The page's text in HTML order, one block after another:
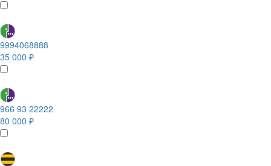
9994068888
35 000 ₽
966 93 22222
80 000 ₽